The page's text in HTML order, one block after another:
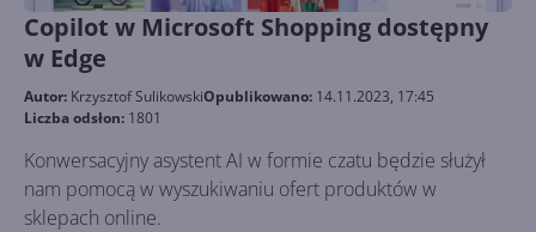
Copilot w Microsoft Shopping dostępny
w Edge
Autor: Krzysztof SulikowskiOpublikowano: 14.11.2023, 17:45
Liczba odsłon: 1801
Konwersacyjny asystent AI w formie czatu będzie służył
nam pomocą w wyszukiwaniu ofert produktów w
sklepach online.